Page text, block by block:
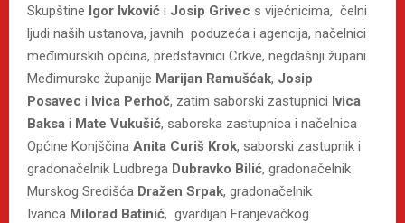
Skupštine Igor Ivković i Josip Grivec s vijećnicima, čelni
ljudi naših ustanova, javnih poduzeća i agencija, načelnici
međimurskih općina, predstavnici Crkve, negdašnji župani
Međimurske županije Marijan Ramušćak, Josip
Posavec i Ivica Perhoč, zatim saborski zastupnici Ivica
Baksa i Mate Vukušić, saborska zastupnica i načelnica
Općine Konjščina Anita Curiš Krok, saborski zastupnik i
gradonačelnik Ludbrega Dubravko Bilić, gradonačelnik
Murskog Središća Dražen Srpak, gradonačelnik
Ivanca Milorad Batinić, gvardijan Franjevačkog